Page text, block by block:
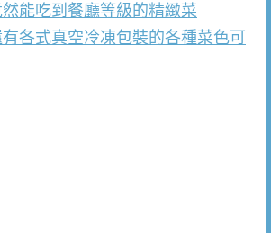
能吃到餐廳等級的精緻菜
各式真空冷凍包裝的各種菜色可